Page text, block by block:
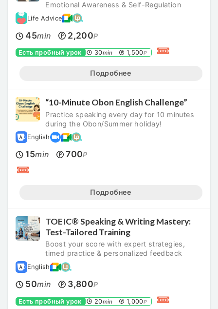
Emotional Awareness & Self-Regulation
Life Advice
45min 2,200P
Есть пробный урок 30min 1,500P
Подробнее
“10-Minute Obon English Challenge”
Practice speaking every day for 10 minutes
during the Obon/Summer holiday!
English
15min 700P
Подробнее
TOEIC® Speaking & Writing Mastery:
Test-Tailored Training
Boost your score with expert strategies,
timed practice & personalized feedback
English
50min 3,800P
Есть пробный урок 20min 1,000P